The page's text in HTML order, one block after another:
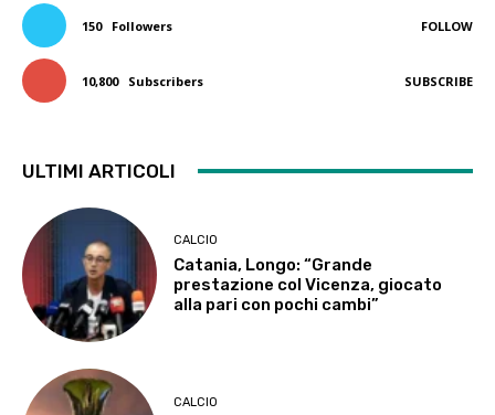
150 Followers FOLLOW
10,800 Subscribers SUBSCRIBE
ULTIMI ARTICOLI
CALCIO
Catania, Longo: “Grande
prestazione col Vicenza, giocato
alla pari con pochi cambi”
CALCIO